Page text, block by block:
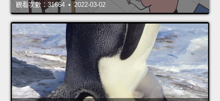
觀看次數：31664 • 2022-03-02